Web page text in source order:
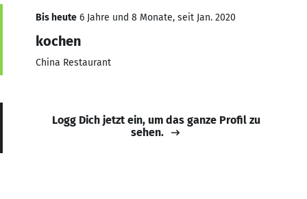
Bis heute 6 Jahre und 8 Monate, seit Jan. 2020
kochen
China Restaurant
Logg Dich jetzt ein, um das ganze Profil zu
sehen.